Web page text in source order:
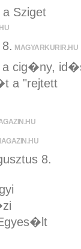
Sziget
MAGYARKURIR.HU
a cig�ny,
a "rejtett
8.